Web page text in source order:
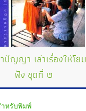
ญญา เล่าเรื่องให้โยม
ฟัง ชุดที่ ๒
หรับพิมพ์